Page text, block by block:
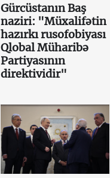
Gürcüstanın Baş
naziri: "Müxalifətin
hazırkı rusofobiyası
Qlobal Müharibə
Partiyasının
direktividir"